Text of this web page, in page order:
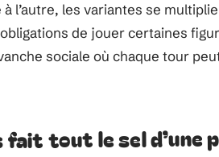
l’autre, les variantes se
de jouer certaines
sociale où chaque tour
fait tout le sel d’une